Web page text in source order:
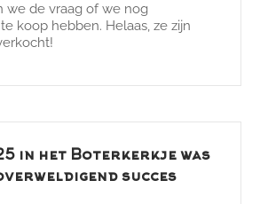
we de vraag of we nog
koop hebben. Helaas, ze zijn
in het Boterkerkje was
succes